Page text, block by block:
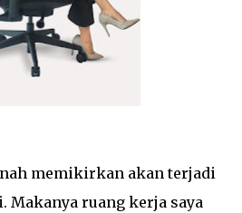
memikirkan akan terjadi
Makanya ruang kerja saya